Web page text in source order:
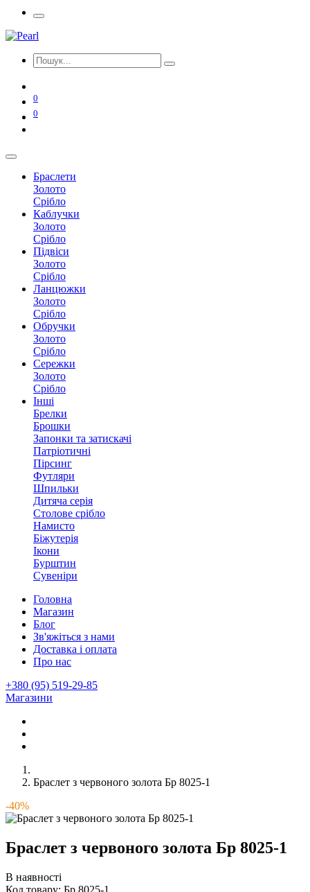
0
0
Браслети
Золото
Срібло
Каблучки
Золото
Срібло
Підвіси
Золото
Срібло
Ланцюжки
Золото
Срібло
Обручки
Золото
Срібло
Сережки
Золото
Срібло
Інші
Брелки
Брошки
Запонки та затискачі
Патріотичні
Пірсинг
Футляри
Шпильки
Дитяча серія
Столове срібло
Намисто
Біжутерія
Ікони
Бурштин
Сувеніри
Головна
Магазин
Блог
Зв'яжіться з нами
Доставка і оплата
Про нас
+380 (95) 519-29-85
Магазини
Браслет з червоного золота Бр 8025-1
-40%
Браслет з червоного золота Бр 8025-1
В наявності